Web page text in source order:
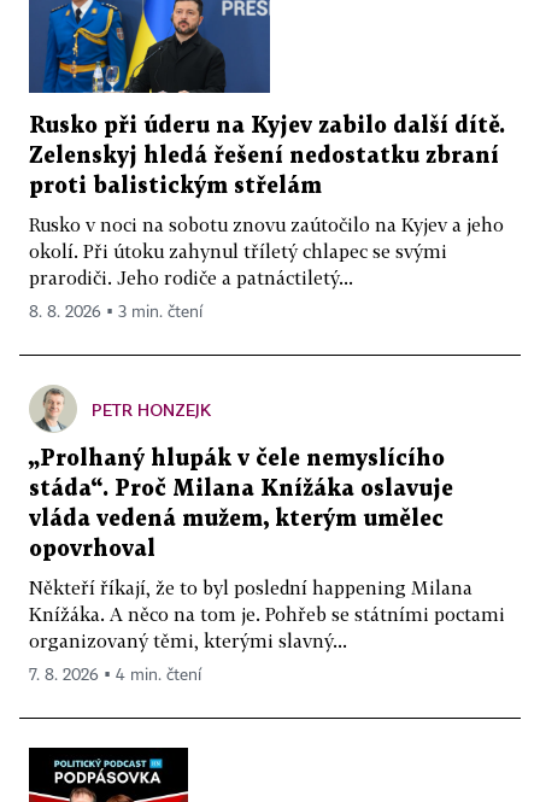
Rusko při úderu na Kyjev zabilo další dítě.
Zelenskyj hledá řešení nedostatku zbraní
proti balistickým střelám
Rusko v noci na sobotu znovu zaútočilo na Kyjev a jeho
okolí. Při útoku zahynul tříletý chlapec se svými
prarodiči. Jeho rodiče a patnáctiletý...
8. 8. 2026 ▪ 3 min. čtení
PETR HONZEJK
„Prolhaný hlupák v čele nemyslícího
stáda“. Proč Milana Knížáka oslavuje
vláda vedená mužem, kterým umělec
opovrhoval
Někteří říkají, že to byl poslední happening Milana
Knížáka. A něco na tom je. Pohřeb se státními poctami
organizovaný těmi, kterými slavný...
7. 8. 2026 ▪ 4 min. čtení